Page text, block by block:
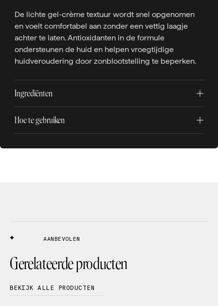
De lichte gel-crème textuur wordt snel opgenomen
en voelt comfortabel aan zonder een vettig laagje
achter te laten. Antioxidanten in de formule
ondersteunen de huid en helpen vroegtijdige
huidveroudering door zonblootstelling te beperken.
Ingrediënten
Hoe te gebruiken
AANBEVOLEN
Gerelateerde producten
BEKIJK ALLE PRODUCTEN